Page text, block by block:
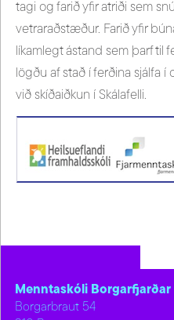
tagi og farið yfir atriði sem
vetraraðstæður. Farið yfir
líkamlegt ástand sem þarf til
lögðu af stað í ferðina sjálfa
við skíðaiðkun í Skálafelli.
Menntaskóli Borgarfjarðar
Borgarbraut 54